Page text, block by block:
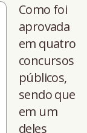
Como foi
aprovada
em quatro
concursos
públicos,
sendo que
em um
deles